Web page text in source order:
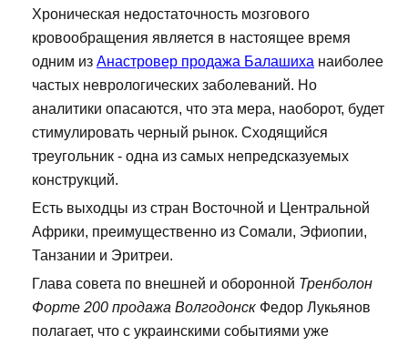
Хроническая недостаточность мозгового
кровообращения является в настоящее время
одним из Анастровер продажа Балашиха наиболее
частых неврологических заболеваний. Но
аналитики опасаются, что эта мера, наоборот, будет
стимулировать черный рынок. Сходящийся
треугольник - одна из самых непредсказуемых
конструкций.
Есть выходцы из стран Восточной и Центральной
Африки, преимущественно из Сомали, Эфиопии,
Танзании и Эритреи.
Глава совета по внешней и оборонной Тренболон
Форте 200 продажа Волгодонск Федор Лукьянов
полагает, что с украинскими событиями уже